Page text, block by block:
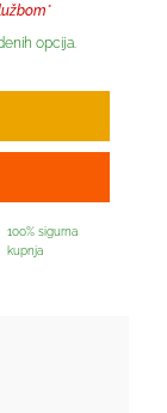
opcija.
100% sigurna
kupnja